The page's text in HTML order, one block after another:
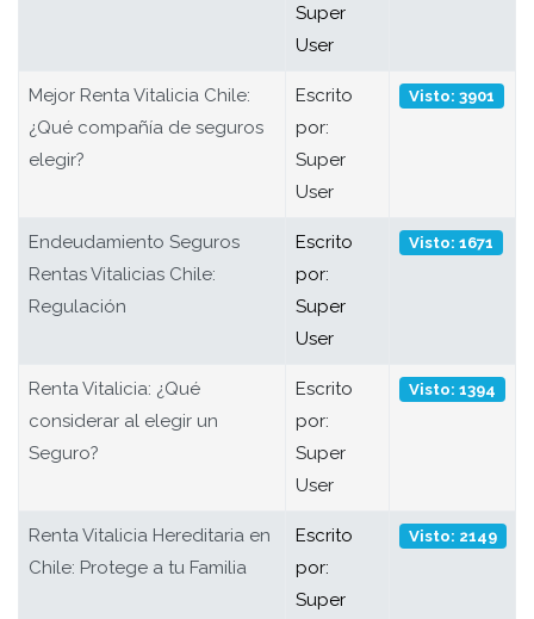
Super
User
Mejor Renta Vitalicia Chile:
¿Qué compañía de seguros
elegir?
Escrito
por:
Super
User
Visto: 3901
Endeudamiento Seguros
Rentas Vitalicias Chile:
Regulación
Escrito
por:
Super
User
Visto: 1671
Renta Vitalicia: ¿Qué
considerar al elegir un
Seguro?
Escrito
por:
Super
User
Visto: 1394
Renta Vitalicia Hereditaria en
Chile: Protege a tu Familia
Escrito
por:
Super
Visto: 2149